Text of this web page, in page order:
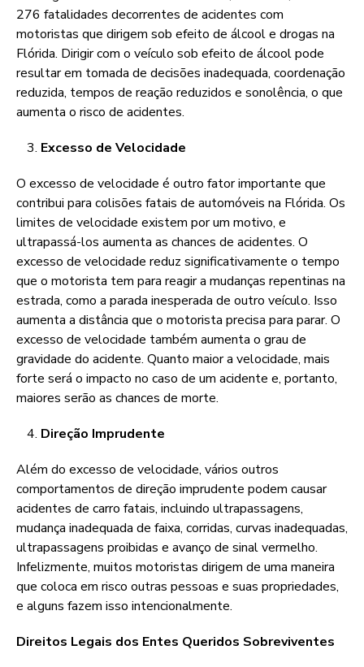
276 fatalidades decorrentes de acidentes com
motoristas que dirigem sob efeito de álcool e drogas na
Flórida. Dirigir com o veículo sob efeito de álcool pode
resultar em tomada de decisões inadequada, coordenação
reduzida, tempos de reação reduzidos e sonolência, o que
aumenta o risco de acidentes.
Excesso de Velocidade
O excesso de velocidade é outro fator importante que
contribui para colisões fatais de automóveis na Flórida. Os
limites de velocidade existem por um motivo, e
ultrapassá-los aumenta as chances de acidentes. O
excesso de velocidade reduz significativamente o tempo
que o motorista tem para reagir a mudanças repentinas na
estrada, como a parada inesperada de outro veículo. Isso
aumenta a distância que o motorista precisa para parar. O
excesso de velocidade também aumenta o grau de
gravidade do acidente. Quanto maior a velocidade, mais
forte será o impacto no caso de um acidente e, portanto,
maiores serão as chances de morte.
Direção Imprudente
Além do excesso de velocidade, vários outros
comportamentos de direção imprudente podem causar
acidentes de carro fatais, incluindo ultrapassagens,
mudança inadequada de faixa, corridas, curvas inadequadas,
ultrapassagens proibidas e avanço de sinal vermelho.
Infelizmente, muitos motoristas dirigem de uma maneira
que coloca em risco outras pessoas e suas propriedades,
e alguns fazem isso intencionalmente.
Direitos Legais dos Entes Queridos Sobreviventes